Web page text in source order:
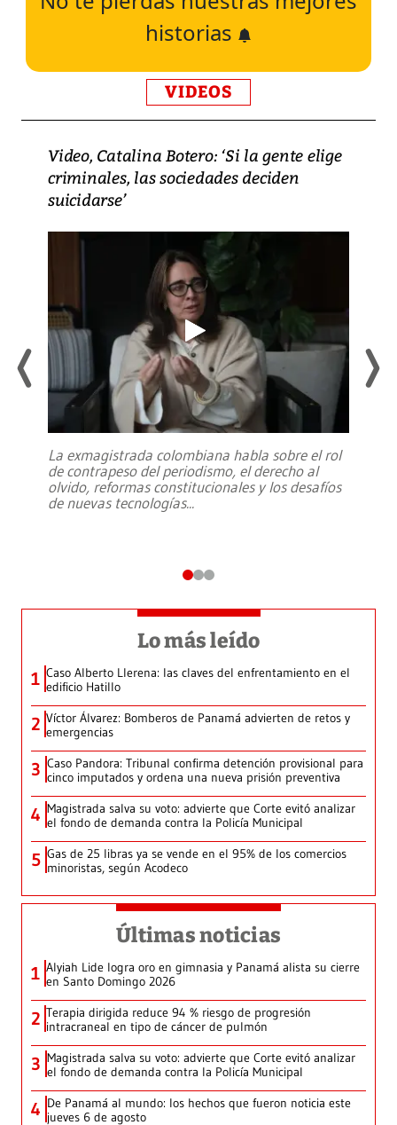
historias
VIDEOS
Video, Catalina Botero: ‘Si la gente elige
criminales, las sociedades deciden
suicidarse’
La exmagistrada colombiana habla sobre el rol
de contrapeso del periodismo, el derecho al
olvido, reformas constitucionales y los desafíos
de nuevas tecnologías...
Lo más leído
1 Caso Alberto Llerena: las claves del enfrentamiento en el
edificio Hatillo
2 Víctor Álvarez: Bomberos de Panamá advierten de retos y
emergencias
3 Caso Pandora: Tribunal confirma detención provisional para
cinco imputados y ordena una nueva prisión preventiva
4 Magistrada salva su voto: advierte que Corte evitó analizar
el fondo de demanda contra la Policía Municipal
5 Gas de 25 libras ya se vende en el 95% de los comercios
minoristas, según Acodeco
Últimas noticias
1 Alyiah Lide logra oro en gimnasia y Panamá alista su cierre
en Santo Domingo 2026
2 Terapia dirigida reduce 94 % riesgo de progresión
intracraneal en tipo de cáncer de pulmón
3 Magistrada salva su voto: advierte que Corte evitó analizar
el fondo de demanda contra la Policía Municipal
4 De Panamá al mundo: los hechos que fueron noticia este
jueves 6 de agosto